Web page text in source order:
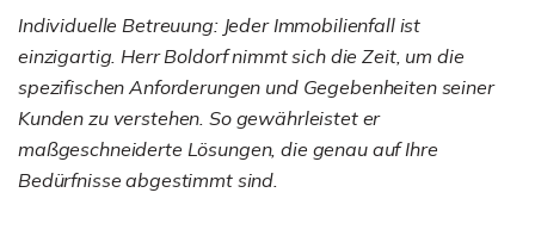
Individuelle Betreuung: Jeder Immobilienfall ist
einzigartig. Herr Boldorf nimmt sich die Zeit, um die
spezifischen Anforderungen und Gegebenheiten seiner
Kunden zu verstehen. So gewährleistet er
maßgeschneiderte Lösungen, die genau auf Ihre
Bedürfnisse abgestimmt sind.